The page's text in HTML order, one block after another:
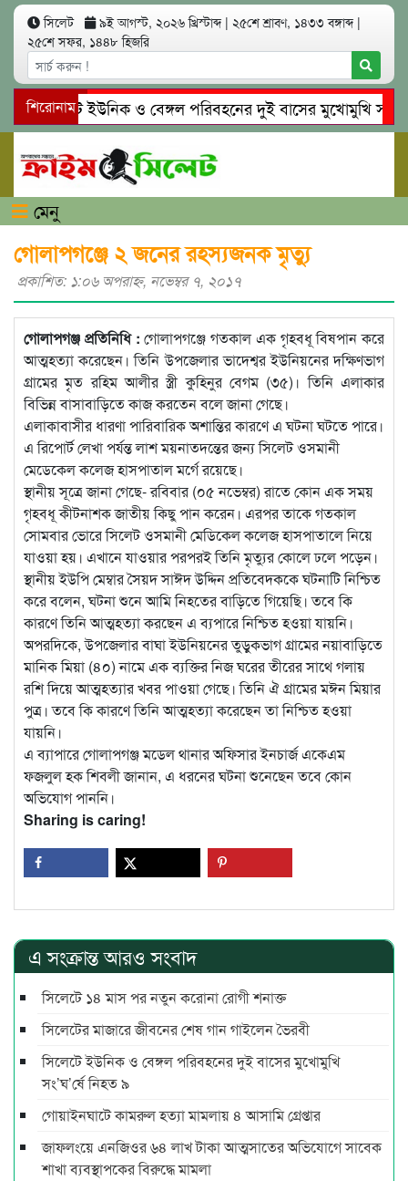
সিলেট ৯ই আগস্ট, ২০২৬ খ্রিস্টাব্দ | ২৫শে শ্রাবণ, ১৪৩৩ বঙ্গাব্দ |
২৫শে সফর, ১৪৪৮ হিজরি
শিরোনাম
সিলেটে ইউনিক ও বেঙ্গল পরিবহনের দুই বাসের মুখোমুখি
গোয়াইনঘাটে প্রেমের ফাঁদে তরুণী পাচার: মাদকাসক্ত রিমালকে
মেনু
গোলাপগঞ্জে ২ জনের রহস্যজনক মৃত্যু
প্রকাশিত: ১:০৬ অপরাহ্ণ, নভেম্বর ৭, ২০১৭
গোলাপগঞ্জ প্রতিনিধি :গোলাপগঞ্জে গতকাল এক গৃহবধূ বিষপান করে
আত্মহত্যা করেছেন। তিনি উপজেলার ভাদেশ্বর ইউনিয়নের দক্ষিণভাগ
গ্রামের মৃত রহিম আলীর স্ত্রী কুহিনুর বেগম (৩৫)। তিনি এলাকার
বিভিন্ন বাসাবাড়িতে কাজ করতেন বলে জানা গেছে।
এলাকাবাসীর ধারণা পারিবারিক অশান্তির কারণে এ ঘটনা ঘটতে পারে।
এ রিপোর্ট লেখা পর্যন্ত লাশ ময়নাতদন্তের জন্য সিলেট ওসমানী
মেডেকেল কলেজ হাসপাতাল মর্গে রয়েছে।
স্থানীয় সূত্রে জানা গেছে- রবিবার (০৫ নভেম্বর) রাতে কোন এক সময়
গৃহবধূ কীটনাশক জাতীয় কিছু পান করেন। এরপর তাকে গতকাল
সোমবার ভোরে সিলেট ওসমানী মেডিকেল কলেজ হাসপাতালে নিয়ে
যাওয়া হয়। এখানে যাওয়ার পরপরই তিনি মৃত্যুর কোলে ঢলে পড়েন।
স্থানীয় ইউপি মেম্বার সৈয়দ সাঈদ উদ্দিন প্রতিবেদককে ঘটনাটি নিশ্চিত
করে বলেন, ঘটনা শুনে আমি নিহতের বাড়িতে গিয়েছি। তবে কি
কারণে তিনি আত্মহত্যা করছেন এ ব্যপারে নিশ্চিত হওয়া যায়নি।
অপরদিকে, উপজেলার বাঘা ইউনিয়নের তুড়ুকভাগ গ্রামের নয়াবাড়িতে
মানিক মিয়া (৪০) নামে এক ব্যক্তির নিজ ঘরের তীরের সাথে গলায়
রশি দিয়ে আত্মহত্যার খবর পাওয়া গেছে। তিনি ঐ গ্রামের মঈন মিয়ার
পুত্র। তবে কি কারণে তিনি আত্মহত্যা করেছেন তা নিশ্চিত হওয়া
যায়নি।
এ ব্যাপারে গোলাপগঞ্জ মডেল থানার অফিসার ইনচার্জ একেএম
ফজলুল হক শিবলী জানান, এ ধরনের ঘটনা শুনেছেন তবে কোন
অভিযোগ পাননি।
Sharing is caring!
এ সংক্রান্ত আরও সংবাদ
সিলেটে ১৪ মাস পর নতুন করোনা রোগী শনাক্ত
সিলেটের মাজারে জীবনের শেষ গান গাইলেন ভৈরবী
সিলেটে ইউনিক ও বেঙ্গল পরিবহনের দুই বাসের মুখোমুখি
সং’ঘ’র্ষে নিহত ৯
গোয়াইনঘাটে কামরুল হত্যা মামলায় ৪ আসামি গ্রেপ্তার
জাফলংয়ে এনজিওর ৬৪ লাখ টাকা আত্মসাতের অভিযোগে সাবেক
শাখা ব্যবস্থাপকের বিরুদ্ধে মামলা